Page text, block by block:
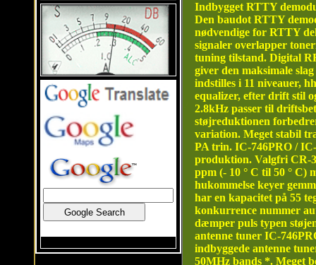
Indbygget RTTY
Den baudot RTTY
nødvendige for RTTY
signaler overlapper
tuning tilstand. Digital
giver den maksimale
indstilles i 11 niveauer,
equalizer, efter drift stil
2.8kHz passer til
støjreduktionen
variation. Meget stabil
PA trin. IC-746PRO /
produktion. Valgfri CR-
ppm (- 10 ° C til 50 ° C)
hukommelse keyer
har en kapacitet på 55
konkurrence nummer
dæmper puls typen
antenne tuner IC-
indbyggede antenne
50MHz bands *. Meget